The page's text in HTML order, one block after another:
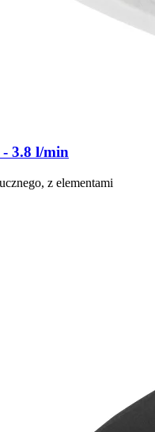
3.8 l/min
z elementami